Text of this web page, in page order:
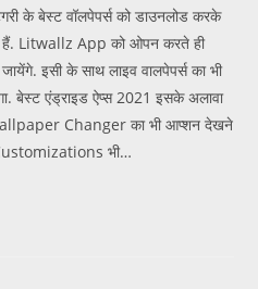
के बेस्ट वॉलपेपर्स को डाउनलोड करके
हैं. Litwallz App को ओपन करते ही
इसी के साथ लाइव वालपेपर्स का भी
बेस्ट एंड्राइड ऐप्स 2021 इसके अलावा
Changer का भी आप्शन देखने
भी…